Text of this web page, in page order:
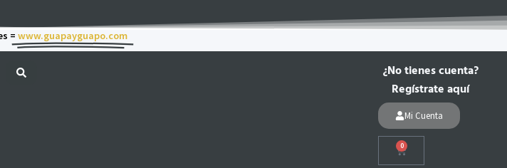
= www.guapayguapo.com
¿No tienes cuenta?
Regístrate aquí
Mi Cuenta
0
Carrito